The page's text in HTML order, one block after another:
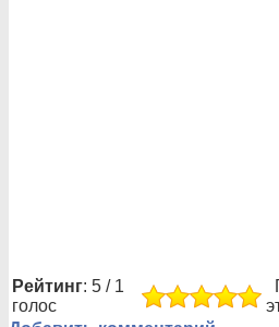
Рейтинг: 5 / 1
голос